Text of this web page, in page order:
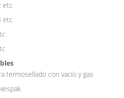
etc
etc
termosellado con vacío y gas